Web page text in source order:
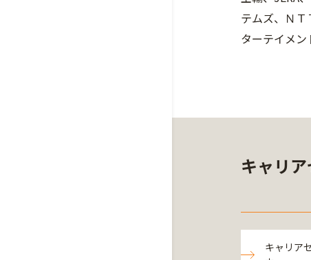
テムズ、Ｎ
ターテイメン
キャリ
キャリア